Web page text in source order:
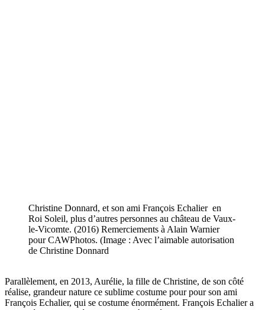
Christine Donnard, et son ami François Echalier en
Roi Soleil, plus d’autres personnes au château de Vaux-
le-Vicomte. (2016) Remerciements à Alain Warnier
pour CAWPhotos. (Image : Avec l’aimable autorisation
de Christine Donnard
Parallèlement, en 2013, Aurélie, la fille de Christine, de son côté
réalise, grandeur nature ce sublime costume pour pour son ami
François Echalier, qui se costume énormément. François Echalier a